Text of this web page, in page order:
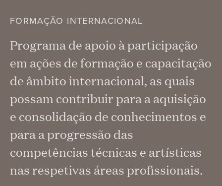
FORMAÇÃO INTERNACIONAL
Programa de apoio à participação
em ações de formação e capacitação
de âmbito internacional, as quais
possam contribuir para a aquisição
e consolidação de conhecimentos e
para a progressão das
competências técnicas e artísticas
nas respetivas áreas profissionais.